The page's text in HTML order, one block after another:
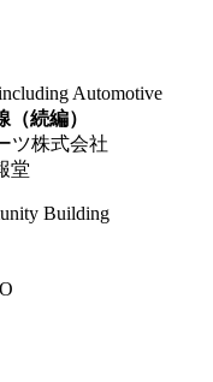
Automotive
続編）
ツ株式会社
堂
Building